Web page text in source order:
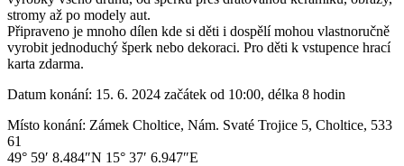
stromy až po modely aut.
Připraveno je mnoho dílen kde si děti i dospělí mohou vlastnoručně
vyrobit jednoduchý šperk nebo dekoraci. Pro děti k vstupence hrací
karta zdarma.
Datum konání: 15. 6. 2024 začátek od 10:00, délka 8 hodin
Místo konání: Zámek Choltice, Nám. Svaté Trojice 5, Choltice, 533
61
49° 59′ 8.484″N 15° 37′ 6.947″E